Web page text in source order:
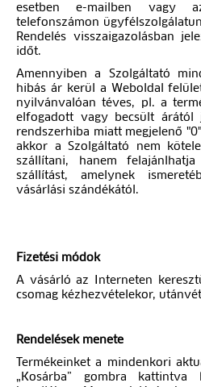
esetben e-mailben vagy
telefonszámon
Rendelés visszaigazolásban
időt.
Amennyiben a Szolgáltató
hibás ár kerül a Weboldal
nyilvánvalóan téves, pl. a
elfogadott vagy becsült árától
rendszerhiba miatt megjelenő
akkor a Szolgáltató nem
szállítani, hanem
szállítást, amelynek
vásárlási szándékától.
Fizetési módok
A vásárló az Interneten
csomag kézhezvételekor,
Rendelések menete
Termékeinket a mindenkori
„Kosárba” gombra kattintva